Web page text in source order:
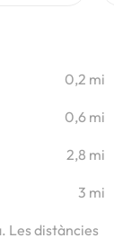
0,2 mi
0,6 mi
2,8 mi
3 mi
Les distàncies